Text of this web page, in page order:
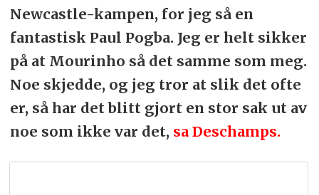
Newcastle-kampen, for jeg så en
fantastisk Paul Pogba. Jeg er helt sikker
på at Mourinho så det samme som meg.
Noe skjedde, og jeg tror at slik det ofte
er, så har det blitt gjort en stor sak ut av
noe som ikke var det, sa Deschamps.